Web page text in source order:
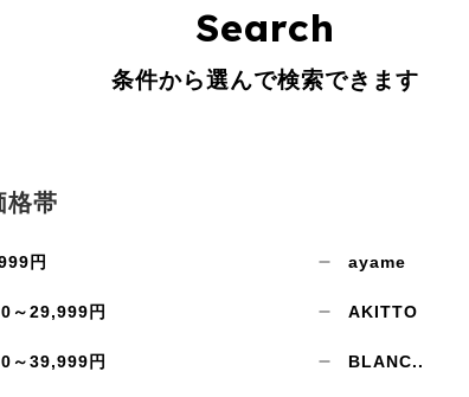
Search
条件から選んで検索できます
格帯
円
～29,999円
～39,999円
ayame
AKITTO
BLANC..